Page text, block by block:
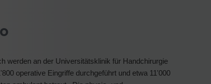
werden an der Universitätsklinik für Handchirurgie
operative Eingriffe durchgeführt und etwa 11'000